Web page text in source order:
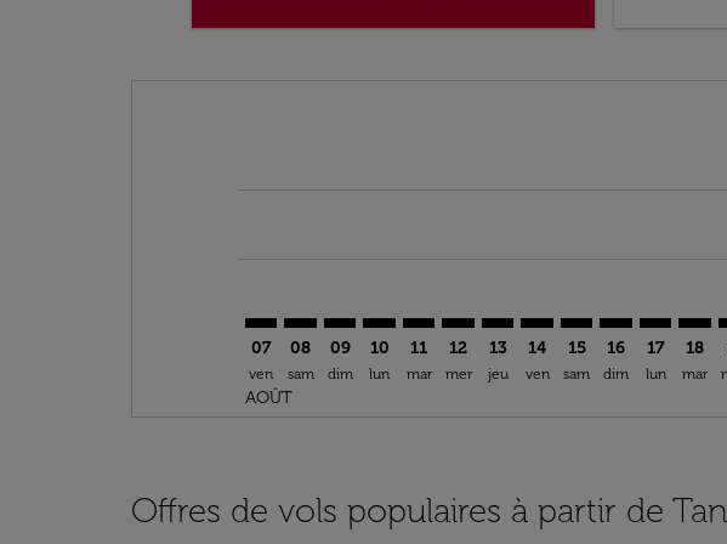
07
ven
AOÛT
08
sam
09
dim
10
lun
11
mar
12
mer
13
jeu
14
ven
15
sam
16
dim
17
lun
18
mar
Offres de vols populaires à partir de